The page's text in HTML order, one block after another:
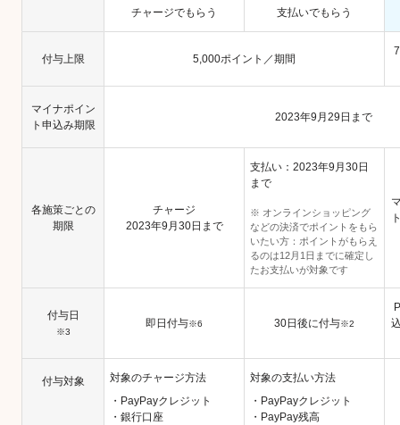
チャージでもらう 支払いでもらう
付与上限 5,000ポイント／期間
マイナポイン
ト申込み期限
2023年9月29日まで
各施策ごとの
期限
チャージ
2023年9月30日まで
支払い：2023年9月30日
まで
※ オンラインショッピング
などの決済でポイントをもら
いたい方：ポイントがもらえ
るのは12月1日までに確定し
たお支払いが対象です
付与日
※3
即日付与※6 30日後に付与※2
付与対象
対象のチャージ方法
・PayPayクレジット
・銀行口座
対象の支払い方法
・PayPayクレジット
・PayPay残高